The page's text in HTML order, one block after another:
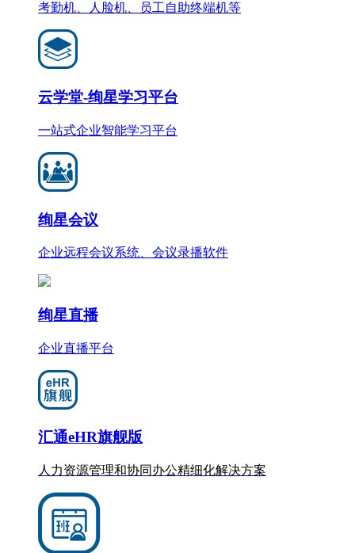
考勤机、人脸机、员工自助终端机等
云学堂-绚星学习平台
一站式企业智能学习平台
绚星会议
企业远程会议系统、会议录播软件
绚星直播
企业直播平台
汇通eHR旗舰版
人力资源管理和协同办公精细化解决方案